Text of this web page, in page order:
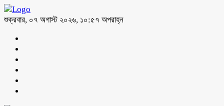
শুক্রবার, ০৭ অগাস্ট ২০২৬, ১০:৫৭ অপরাহ্ন